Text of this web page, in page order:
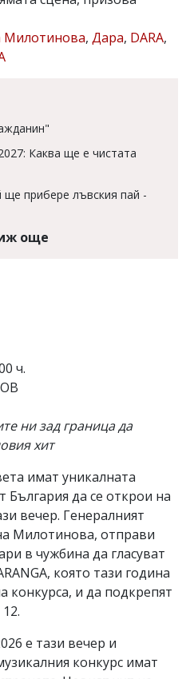
Милотинова, Дара, DARA,
Каква ще е чистата
ще прибере лъвския пай -
още
ч.
ни зад граница да
хит
имат уникалната
да се открои на
вечер. Генералният
Милотинова, отправи
в чужбина да гласуват
която тази година
конкурса, и да подкрепят
е тази вечер и
конкурс имат